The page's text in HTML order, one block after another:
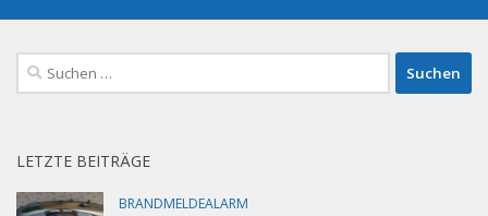
Suchen
nach:
LETZTE BEITRÄGE
BRANDMELDEALARM